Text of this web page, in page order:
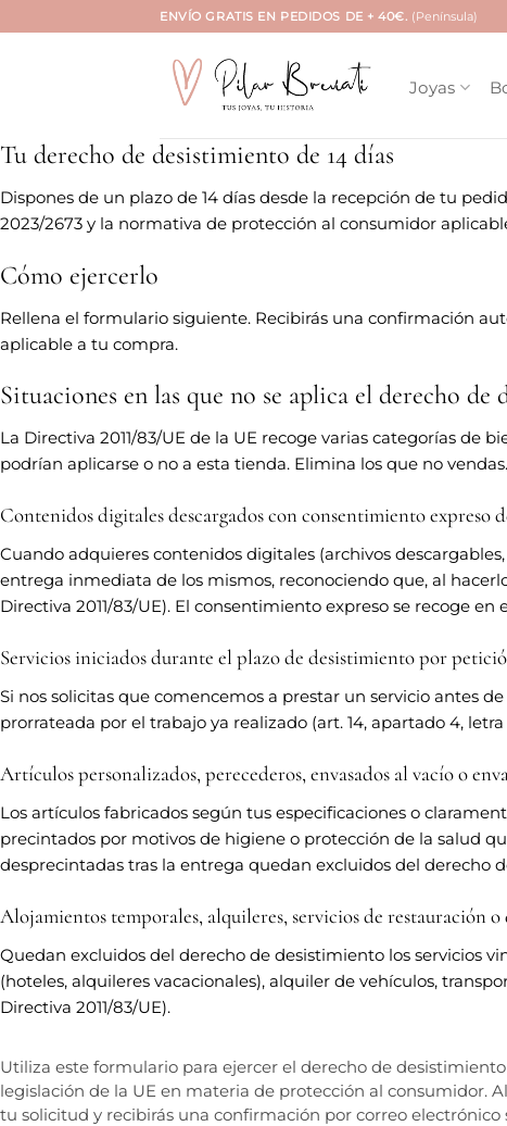
al
ENVÍO GRATIS EN PEDIDOS DE + 40€. (Península)
Joyas
Tu derecho de desistimiento de 14 días
Dispones de un plazo de 14 días desde la recepción de tu
2023/2673 y la normativa de protección al consumidor
Cómo ejercerlo
Rellena el formulario siguiente. Recibirás una confirmación
aplicable a tu compra.
Situaciones en las que no se aplica el derecho de
La Directiva 2011/83/UE de la UE recoge varias categorías de
podrían aplicarse o no a esta tienda. Elimina los que no vendas.
Contenidos digitales descargados con consentimiento expreso
Cuando adquieres contenidos digitales (archivos
entrega inmediata de los mismos, reconociendo que, al
Directiva 2011/83/UE). El consentimiento expreso se recoge
Servicios iniciados durante el plazo de desistimiento por
Si nos solicitas que comencemos a prestar un servicio antes
prorrateada por el trabajo ya realizado (art. 14, apartado 4,
Artículos personalizados, perecederos, envasados al vacío o
Los artículos fabricados según tus especificaciones o
precintados por motivos de higiene o protección de la salud
desprecintadas tras la entrega quedan excluidos del derecho
Alojamientos temporales, alquileres, servicios de restauración o
Quedan excluidos del derecho de desistimiento los servicios
(hoteles, alquileres vacacionales), alquiler de vehículos,
Directiva 2011/83/UE).
Utiliza este formulario para ejercer el derecho de
legislación de la UE en materia de protección al consumidor.
tu solicitud y recibirás una confirmación por correo electrónico